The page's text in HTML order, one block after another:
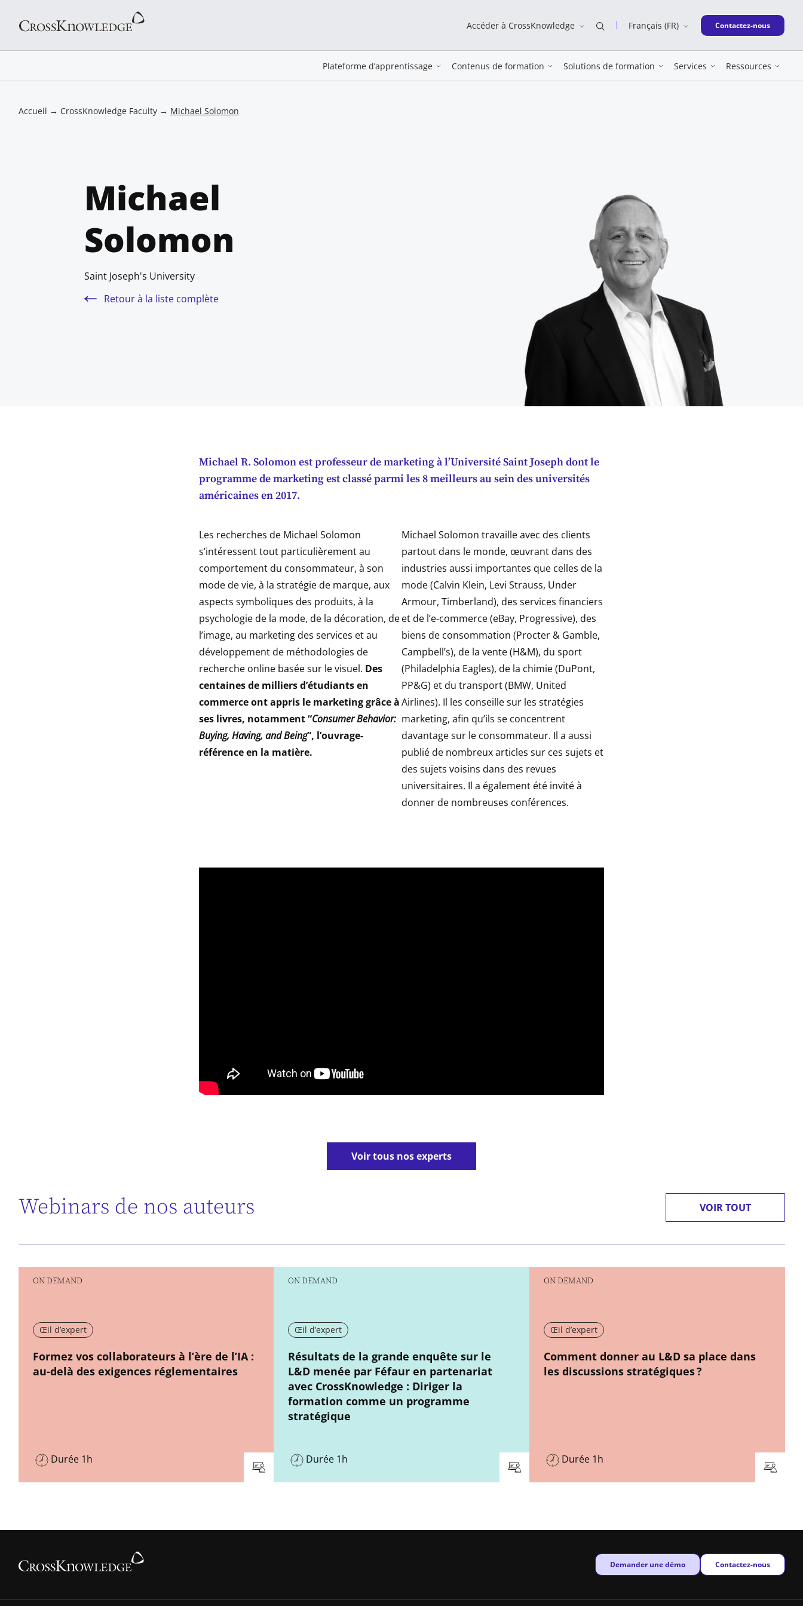
Accéder à CrossKnowledge Français (FR) New window
Contactez-nous
Plateforme d’apprentissage Contenus de formation Solutions de formation Services Ressources
Accueil → CrossKnowledge Faculty→ Michael Solomon
Michael
Solomon
Saint Joseph's University
Retour à la liste complète
Michael R. Solomon est professeur de marketing à l’Université Saint Joseph dont le
programme de marketing est classé parmi les 8 meilleurs au sein des universités
américaines en 2017.
Les recherches de Michael Solomon
s’intéressent tout particulièrement au
comportement du consommateur, à son
mode de vie, à la stratégie de marque, aux
aspects symboliques des produits, à la
psychologie de la mode, de la décoration, de
l’image, au marketing des services et au
développement de méthodologies de
recherche online basée sur le visuel. Des
centaines de milliers d’étudiants en
commerce ont appris le marketing grâce à
ses livres, notamment “Consumer Behavior:
Buying, Having, and Being”, l’ouvrage-
référence en la matière.
Michael Solomon travaille avec des clients
partout dans le monde, œuvrant dans des
industries aussi importantes que celles de la
mode (Calvin Klein, Levi Strauss, Under
Armour, Timberland), des services financiers
et de l’e-commerce (eBay, Progressive), des
biens de consommation (Procter & Gamble,
Campbell’s), de la vente (H&M), du sport
(Philadelphia Eagles), de la chimie (DuPont,
PP&G) et du transport (BMW, United
Airlines). Il les conseille sur les stratégies
marketing, afin qu’ils se concentrent
davantage sur le consommateur. Il a aussi
publié de nombreux articles sur ces sujets et
des sujets voisins dans des revues
universitaires. Il a également été invité à
donner de nombreuses conférences.
Voir tous nos experts
Webinars de nos auteurs VOIR TOUT
ON DEMAND
Œil d’expert
New window
Formez vos collaborateurs à l’ère de l’IA :
au-delà des exigences réglementaires
Durée 1h
ON DEMAND
Œil d’expert
New window
Résultats de la grande enquête sur le
L&D menée par Féfaur en partenariat
avec CrossKnowledge : Diriger la
formation comme un programme
stratégique
Durée 1h
ON DEMAND
Œil d’expert
New window
Comment donner au L&D sa place dans
les discussions stratégiques ?
Durée 1h
New window
Demander une démo New window
Contactez-nous